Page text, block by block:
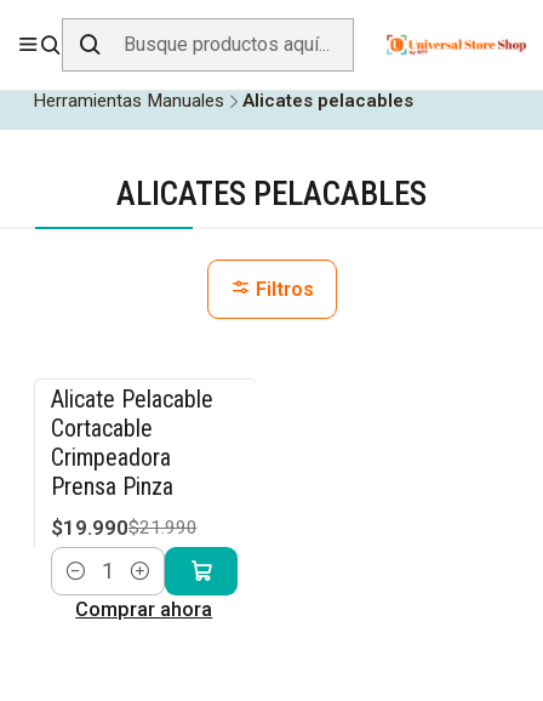
ENVÍO GRATIS SOBRE$19.990EN ZONA CENTRO
Herramientas Manuales
Alicates pelacables
ALICATES PELACABLES
Filtros
-9% OFF
Alicate Pelacable
Cortacable
Crimpeadora
Prensa Pinza
$19.990$21.990
Cantidad
Comprar ahora